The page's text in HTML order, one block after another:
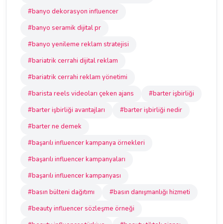
#banyo dekorasyon influencer
#banyo seramik dijital pr
#banyo yenileme reklam stratejisi
#bariatrik cerrahi dijital reklam
#bariatrik cerrahi reklam yönetimi
#barista reels videoları çeken ajans
#barter işbirliği
#barter işbirliği avantajları
#barter işbirliği nedir
#barter ne demek
#başarılı influencer kampanya örnekleri
#başarılı influencer kampanyaları
#başarılı influencer kampanyası
#basın bülteni dağıtımı
#basın danışmanlığı hizmeti
#beauty influencer sözleşme örneği